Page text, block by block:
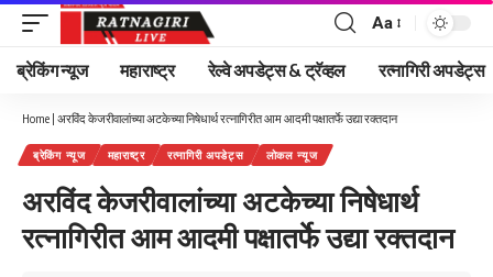
Font
Resizer
Aa
ब्रेकिंग न्यूज महाराष्ट्र रेल्वे अपडेट्स & ट्रॅव्हल रत्नागिरी अपडेट्स
Home | अरविंद केजरीवालांच्या अटकेच्या निषेधार्थ रत्नागिरीत आम आदमी पक्षातर्फे उद्या रक्तदान
ब्रेकिंग न्यूज महाराष्ट्र रत्नागिरी अपडेट्स लोकल न्यूज
अरविंद केजरीवालांच्या अटकेच्या निषेधार्थ
रत्नागिरीत आम आदमी पक्षातर्फे उद्या रक्तदान